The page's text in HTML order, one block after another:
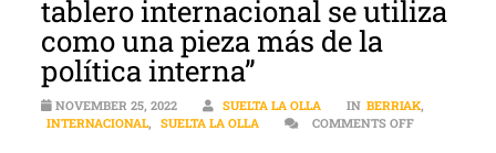
tablero internacional se utiliza
como una pieza más de la
política interna”
NOVEMBER 25, 2022 SUELTA LA OLLA IN BERRIAK,
INTERNACIONAL, SUELTA LA OLLA COMMENTS OFFON